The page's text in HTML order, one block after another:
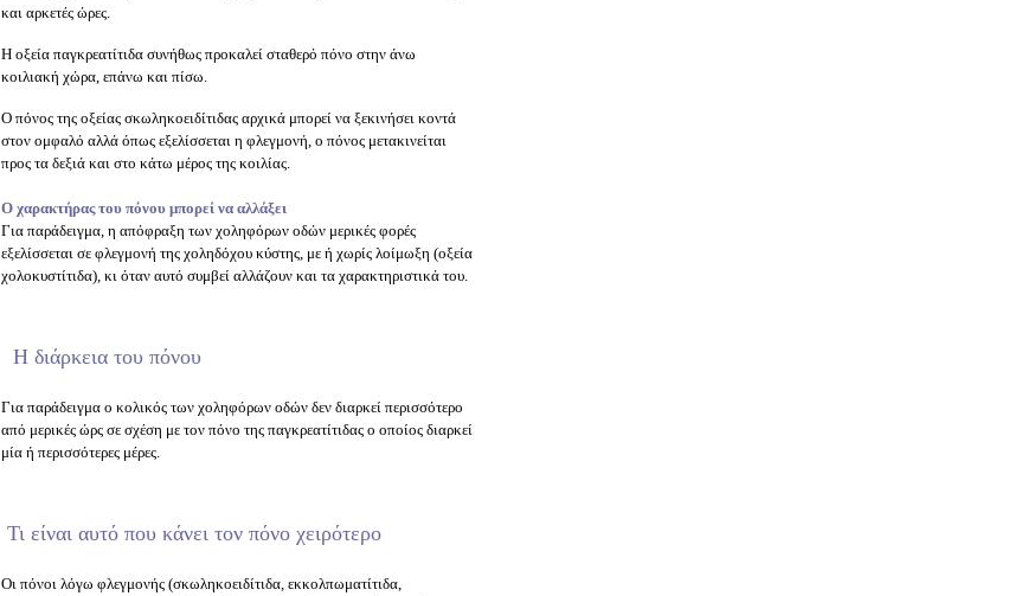
και αρκετές ώρες.
Η οξεία παγκρεατίτιδα συνήθως προκαλεί σταθερό πόνο στην άνω
κοιλιακή χώρα, επάνω και πίσω.
Ο πόνος της οξείας σκωληκοειδίτιδας αρχικά μπορεί να ξεκινήσει κοντά
στον ομφαλό αλλά όπως εξελίσσεται η φλεγμονή, ο πόνος μετακινείται
προς τα δεξιά και στο κάτω μέρος της κοιλίας.
Ο χαρακτήρας του πόνου μπορεί να αλλάξει
Για παράδειγμα, η απόφραξη των χοληφόρων οδών μερικές φορές
εξελίσσεται σε φλεγμονή της χοληδόχου κύστης, με ή χωρίς λοίμωξη (οξεία
χολοκυστίτιδα), κι όταν αυτό συμβεί αλλάζουν και τα χαρακτηριστικά του.
Η διάρκεια του πόνου
Για παράδειγμα ο κολικός των χοληφόρων οδών δεν διαρκεί περισσότερο
από μερικές ώρς σε σχέση με τον πόνο της παγκρεατίτιδας ο οποίος διαρκεί
μία ή περισσότερες μέρες.
Τι είναι αυτό που κάνει τον πόνο χειρότερο
Οι πόνοι λόγω φλεγμονής (σκωληκοειδίτιδα, εκκολπωματίτιδα,